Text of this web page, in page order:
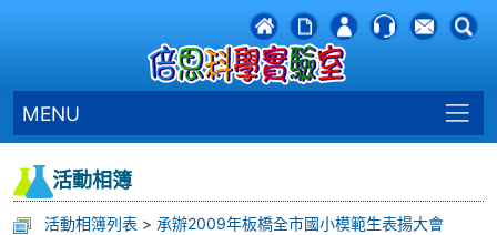
MENU
活動相簿
活動相簿列表 > 承辦2009年板橋全市國小模範生表揚大會